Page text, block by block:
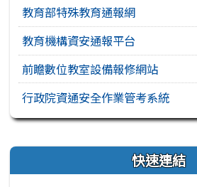
教育部特殊教育通報網
教育機構資安通報平台
前瞻數位教室設備報修網站
行政院資通安全作業管考系統
右邊區域內容 快速連結